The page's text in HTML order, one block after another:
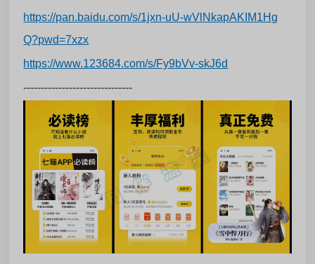
https://pan.baidu.com/s/1jxn-uU-wVlNkapAKIM1Hg
Q?pwd=7xzx
https://www.123684.com/s/Fy9bVv-skJ6d
-------------------------------